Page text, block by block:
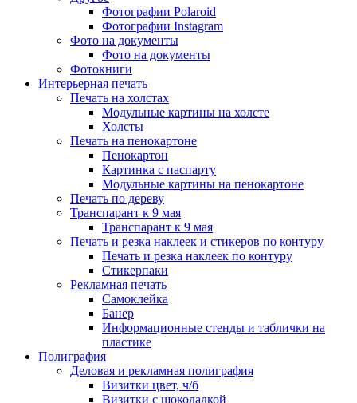
Фотографии Polaroid
Фотографии Instagram
Фото на документы
Фото на документы
Фотокниги
Интерьерная печать
Печать на холстах
Модульные картины на холсте
Холсты
Печать на пенокартоне
Пенокартон
Картинка с паспарту
Модульные картины на пенокартоне
Печать по дереву
Транспарант к 9 мая
Транспарант к 9 мая
Печать и резка наклеек и стикеров по контуру
Печать и резка наклеек по контуру
Стикерпаки
Рекламная печать
Самоклейка
Банер
Информационные стенды и таблички на
пластике
Полиграфия
Деловая и рекламная полиграфия
Визитки цвет, ч/б
Визитки с шоколадкой